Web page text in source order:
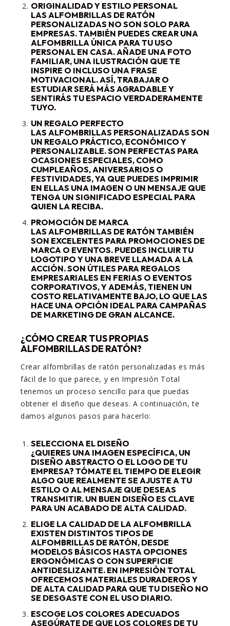
ORIGINALIDAD Y ESTILO PERSONAL
LAS ALFOMBRILLAS DE RATÓN
PERSONALIZADAS NO SON SOLO PARA
EMPRESAS. TAMBIÉN PUEDES CREAR UNA
ALFOMBRILLA ÚNICA PARA TU USO
PERSONAL EN CASA. AÑADE UNA FOTO
FAMILIAR, UNA ILUSTRACIÓN QUE TE
INSPIRE O INCLUSO UNA FRASE
MOTIVACIONAL. ASÍ, TRABAJAR O
ESTUDIAR SERÁ MÁS AGRADABLE Y
SENTIRÁS TU ESPACIO VERDADERAMENTE
TUYO.
UN REGALO PERFECTO
LAS ALFOMBRILLAS PERSONALIZADAS SON
UN REGALO PRÁCTICO, ECONÓMICO Y
PERSONALIZABLE. SON PERFECTAS PARA
OCASIONES ESPECIALES, COMO
CUMPLEAÑOS, ANIVERSARIOS O
FESTIVIDADES, YA QUE PUEDES IMPRIMIR
EN ELLAS UNA IMAGEN O UN MENSAJE QUE
TENGA UN SIGNIFICADO ESPECIAL PARA
QUIEN LA RECIBA.
PROMOCIÓN DE MARCA
LAS ALFOMBRILLAS DE RATÓN TAMBIÉN
SON EXCELENTES PARA PROMOCIONES DE
MARCA O EVENTOS. PUEDES INCLUIR TU
LOGOTIPO Y UNA BREVE LLAMADA A LA
ACCIÓN. SON ÚTILES PARA REGALOS
EMPRESARIALES EN FERIAS O EVENTOS
CORPORATIVOS, Y ADEMÁS, TIENEN UN
COSTO RELATIVAMENTE BAJO, LO QUE LAS
HACE UNA OPCIÓN IDEAL PARA CAMPAÑAS
DE MARKETING DE GRAN ALCANCE.
¿CÓMO CREAR TUS PROPIAS
ALFOMBRILLAS DE RATÓN?
Crear alfombrillas de ratón personalizadas es más
fácil de lo que parece, y en Impresión Total
tenemos un proceso sencillo para que puedas
obtener el diseño que deseas. A continuación, te
damos algunos pasos para hacerlo:
SELECCIONA EL DISEÑO
¿QUIERES UNA IMAGEN ESPECÍFICA, UN
DISEÑO ABSTRACTO O EL LOGO DE TU
EMPRESA? TÓMATE EL TIEMPO DE ELEGIR
ALGO QUE REALMENTE SE AJUSTE A TU
ESTILO O AL MENSAJE QUE DESEAS
TRANSMITIR. UN BUEN DISEÑO ES CLAVE
PARA UN ACABADO DE ALTA CALIDAD.
ELIGE LA CALIDAD DE LA ALFOMBRILLA
EXISTEN DISTINTOS TIPOS DE
ALFOMBRILLAS DE RATÓN, DESDE
MODELOS BÁSICOS HASTA OPCIONES
ERGONÓMICAS O CON SUPERFICIE
ANTIDESLIZANTE. EN IMPRESIÓN TOTAL
OFRECEMOS MATERIALES DURADEROS Y
DE ALTA CALIDAD PARA QUE TU DISEÑO NO
SE DESGASTE CON EL USO DIARIO.
ESCOGE LOS COLORES ADECUADOS
ASEGÚRATE DE QUE LOS COLORES DE TU